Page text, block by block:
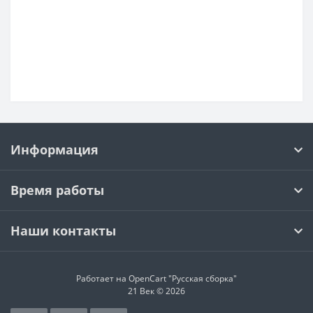
Информация
Время работы
Наши контакты
Работает на OpenCart "Русская сборка"
21 Век © 2026